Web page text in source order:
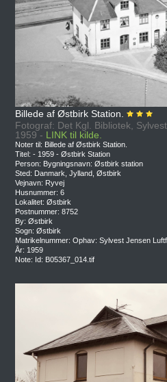
Billede af Østbirk Station.
Fotograf: Det Kgl. Bibliotek,
1959 - LINK til kilde.
Noter til: Billede af Østbirk Station.
Titel: - 1959 - Østbirk Station
Person: Bygningsnavn: Østbirk station
Sted: Danmark, Jylland, Østbirk
Vejnavn: Ryvej
Husnummer: 6
Lokalitet: Østbirk
Postnummer: 8752
By: Østbirk
Sogn: Østbirk
Matrikelnummer: Ophav: Sylvest Jensen
År: 1959
Note: Id: B05367_014.tif